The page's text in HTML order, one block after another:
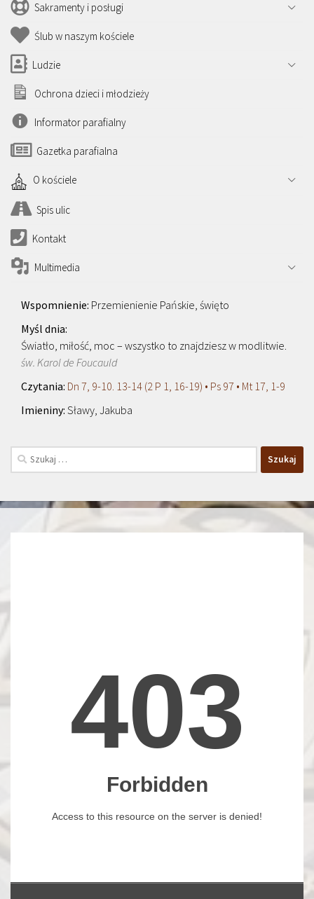
Sakramenty i posługi
Ślub w naszym kościele
Ludzie
Ochrona dzieci i młodzieży
Informator parafialny
Gazetka parafialna
O kościele
Spis ulic
Kontakt
Multimedia
Przemienienie Pańskie, święto
Światło, miłość, moc – wszystko to znajdziesz w modlitwie.
św. Karol de Foucauld
Dn 7, 9-10. 13-14 (2 P 1, 16-19) • Ps 97 • Mt 17, 1-9
Sławy, Jakuba
Szukaj: